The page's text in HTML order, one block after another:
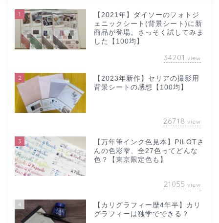
1
【2021年】ダイソーのフォトジ
ェニックシート(背景シート)に新
商品が登場。さっそく試してみま
した【100均】
34201 view
2
【2023年新作】セリアの撮影用
背景シートの感想【100均】
26718 view
3
【万年筆インク色見本】PILOTさ
んの色彩雫、全27色ってどんな
色？【東京限定色も】
21055 view
4
【カリグラフィー歴4年半】カリ
グラフィーは独学でできる？